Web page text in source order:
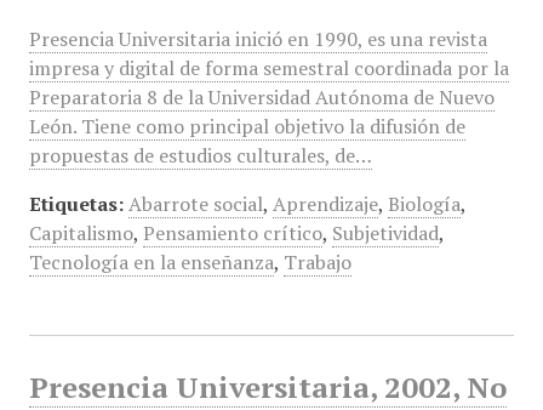
Presencia Universitaria inició en 1990, es una revista
impresa y digital de forma semestral coordinada por la
Preparatoria 8 de la Universidad Autónoma de Nuevo
León. Tiene como principal objetivo la difusión de
propuestas de estudios culturales, de…
Etiquetas: Abarrote social, Aprendizaje, Biología,
Capitalismo, Pensamiento crítico, Subjetividad,
Tecnología en la enseñanza, Trabajo
Presencia Universitaria, 2002, No